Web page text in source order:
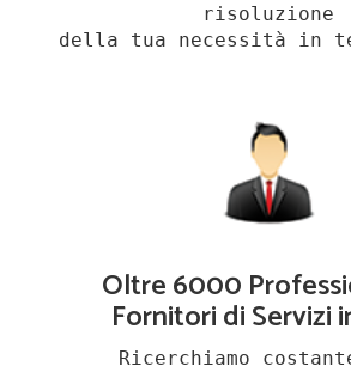
risoluzione
della tua necessità in
Oltre 6000
Fornitori di Servizi
Ricerchiamo